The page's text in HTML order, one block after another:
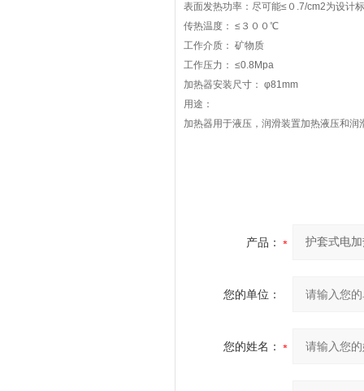
表面发热功率：尽可能≤０.7/cm2为设计
传热温度： ≤３００℃
工作介质： 矿物质
工作压力： ≤0.8Mpa
加热器安装尺寸： φ81mm
用途：
加热器用于液压，润滑装置加热液压和
产品：
您的单位：
您的姓名：